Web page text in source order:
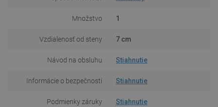
Množstvo 1
Vzdialenosť od steny 7 cm
Návod na obsluhu Stiahnutie
Informácie o bezpečnosti Stiahnutie
Podmienky záruky Stiahnutie